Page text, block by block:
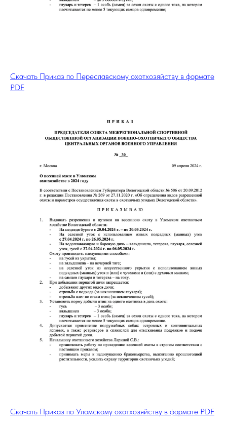
Скачать Приказ по Переславскому охотхозяйству в формате
PDF
Скачать Приказ по Уломскому охотхозяйству в формате PDF